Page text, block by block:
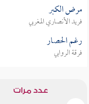
مرض الكبر
فريد الأنصاري المغربي
رغم الحصار
فرقة الروابي
عدد مرات